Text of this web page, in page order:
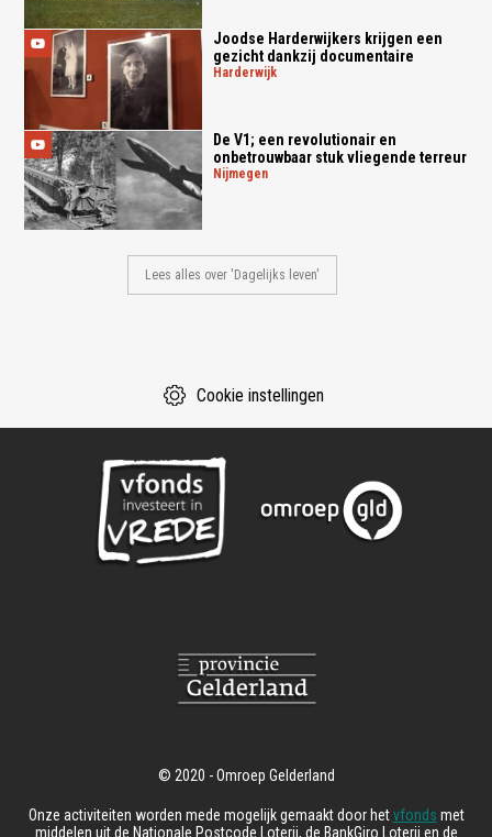
Joodse Harderwijkers krijgen een
gezicht dankzij documentaire
harderwijk
De V1; een revolutionair en
onbetrouwbaar stuk vliegende terreur
nijmegen
Lees alles over 'Dagelijks leven'
Cookie instellingen
Onze activiteiten worden mede mogelijk gemaakt door hetvfonds met
middelen uit de Nationale Postcode Loterij, de BankGiro Loterij en de